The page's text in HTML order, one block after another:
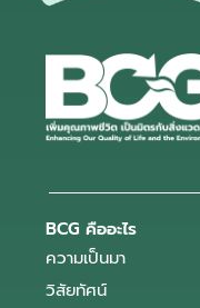
BCG คืออะไร
ความเป็นมา
วิสัยทัศน์